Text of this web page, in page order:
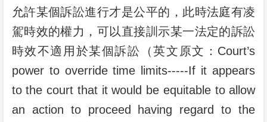
允許某個訴訟進行才是公平的，此時法庭有凌
駕時效的權力，可以直接訓示某一法定的訴訟
時效不適用於某個訴訟（英文原文：Court’s
power to override time limits-----If it appears
to the court that it would be equitable to allow
an action to proceed having regard to the